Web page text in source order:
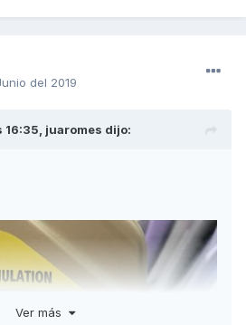
del 2019
16:35, juaromes dijo:
Ver más